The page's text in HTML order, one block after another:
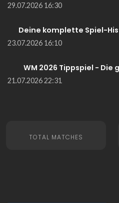
29.07.2026 16:30
Deine komplette Spiel-
23.07.2026 16:10
WM 2026 Tippspiel - Die
21.07.2026 22:31
TOTAL MATCHES